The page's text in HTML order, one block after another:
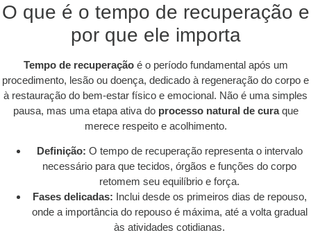
O que é o tempo de recuperação e
por que ele importa
Tempo de recuperaçãoé o período fundamental após um
procedimento, lesão ou doença, dedicado à regeneração do corpo e
à restauração do bem-estar físico e emocional. Não é uma simples
pausa, mas uma etapa ativa do processo natural de curaque
merece respeito e acolhimento.
Definição: O tempo de recuperação representa o intervalo
necessário para que tecidos, órgãos e funções do corpo
retomem seu equilíbrio e força.
Fases delicadas: Inclui desde os primeiros dias de repouso,
onde a importância do repouso é máxima, até a volta gradual
às atividades cotidianas.